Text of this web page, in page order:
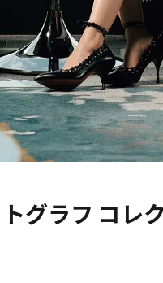
グラフ コレ